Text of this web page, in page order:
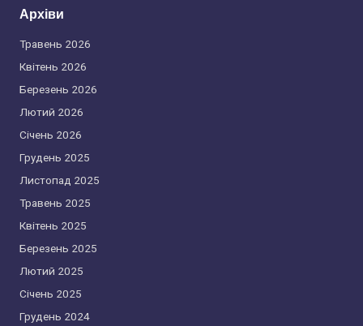
Архіви
Травень 2026
Квітень 2026
Березень 2026
Лютий 2026
Січень 2026
Грудень 2025
Листопад 2025
Травень 2025
Квітень 2025
Березень 2025
Лютий 2025
Січень 2025
Грудень 2024